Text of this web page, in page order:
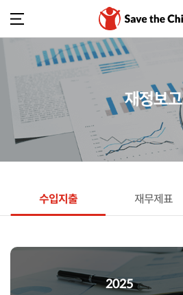
재정보고
수입지출 재무제표